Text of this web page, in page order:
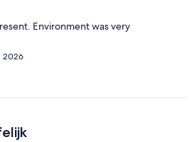
RiverCity Hosting. We are only a text or
your stay superb.
Environment was very
2026